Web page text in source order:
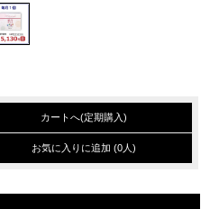
カートへ(定期購入)
お気に入りに追加 (0人)